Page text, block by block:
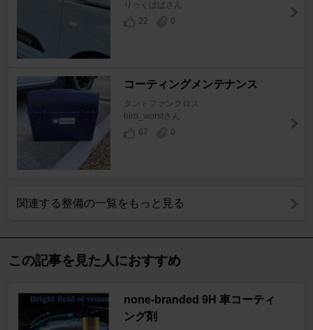
りっくぱぱさん
22
0
コーティングメンテナンス
タントファンクロス
hiro_worstさん
67
0
関連する整備の一覧をもっと見る
この記事を見た人におすすめ
none-branded 9H 車コーティ
ング剤